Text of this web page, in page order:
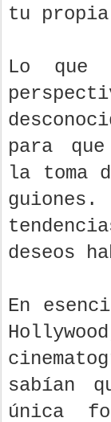
tu
Lo que
para
la toma
deseos
En
sabían
única